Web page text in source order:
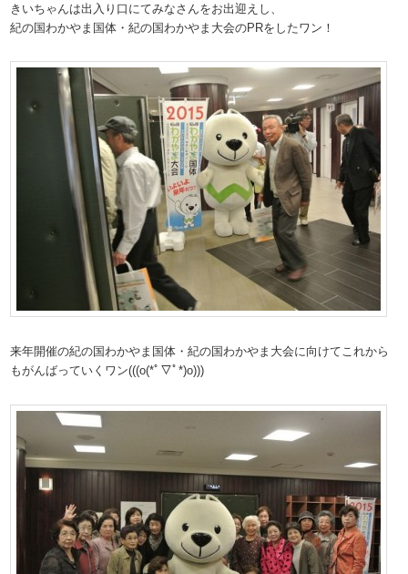
きいちゃんは出入り口にてみなさんをお出迎えし、
紀の国わかやま国体・紀の国わかやま大会のPRをしたワン！
来年開催の紀の国わかやま国体・紀の国わかやま大会に向けてこれから
もがんばっていくワン(((o(*ﾟ▽ﾟ*)o)))